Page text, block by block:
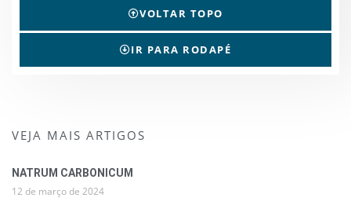
VOLTAR TOPO
IR PARA RODAPÉ
VEJA MAIS ARTIGOS
NATRUM CARBONICUM
12 de março de 2024